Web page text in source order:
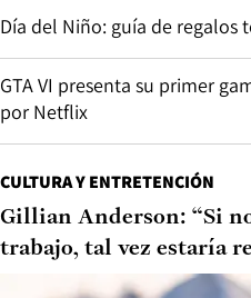
Día del Niño: guía de
GTA VI presenta su primer
por Netflix
CULTURA Y ENTRETENCIÓN
Gillian Anderson: “Si
trabajo, tal vez estaría